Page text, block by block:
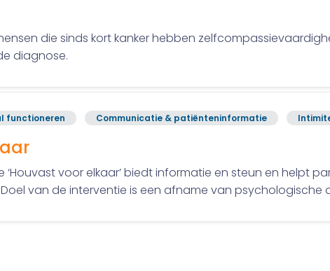
die sinds kort kanker hebben
diagnose.
functioneren Communicatie & patiënteninformatie
‘Houvast voor elkaar’ biedt informatie en steun en helpt
van de interventie is een afname van psychologische